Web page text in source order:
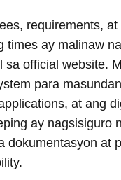
requirements, at
times ay malinaw na
sa official website.
para
at ang
ay nagsisiguro
dokumentasyon at